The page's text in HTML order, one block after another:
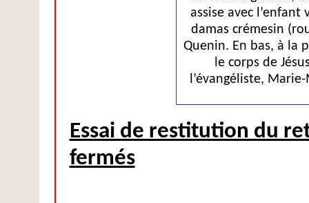
assise avec l’enfant
damas crémesin
Quenin. En bas, à la
le corps de
l’évangéliste,
Essai de restitution du
fermés